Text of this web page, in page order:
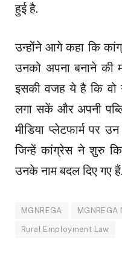
हुई है.
उन्होंने आगे कहा कि
उनको अपना बनाने की
इसकी वजह ये है कि वो
लगा सकें और अपनी
मीडिया प्लेटफार्म पर
जिन्हें कांग्रेस ने शुरु
उनके नाम बदल दिए गए हैं.
MGNREGA MGNREGA
Rural Employment Law